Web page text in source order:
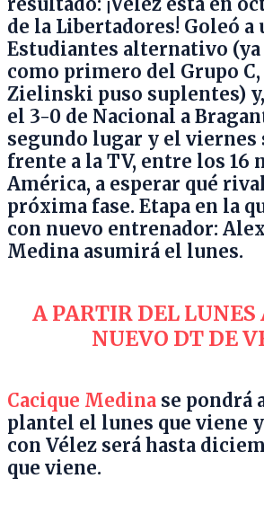
de la Libertadores! Goleó a
Estudiantes alternativo
como primero del Grupo C,
Zielinski puso suplentes)
el 3-0 de Nacional a
segundo lugar y el viernes
frente a la TV, entre los 16
América, a esperar qué
próxima fase. Etapa en la
con nuevo entrenador:
Medina asumirá el lunes.
A PARTIR DEL LUNES
NUEVO DT DE
Cacique Medina se pondrá
plantel el lunes que viene
con Vélez será hasta
que viene.